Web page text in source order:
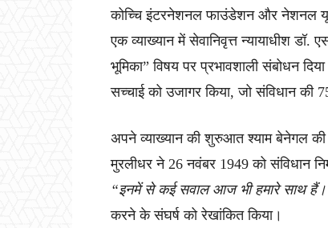
कोच्चि इंटरनेशनल फाउंडेशन और नेशनल
एक व्याख्यान में सेवानिवृत्त न्यायाधीश डॉ.
भूमिका” विषय पर प्रभावशाली संबोधन
सच्चाई को उजागर किया, जो संविधान की
अपने व्याख्यान की शुरुआत श्याम बेनेगल
मुरलीधर ने 26 नवंबर 1949 को संविधान
“इनमें से कई सवाल आज भी हमारे साथ
करने के संघर्ष को रेखांकित किया।